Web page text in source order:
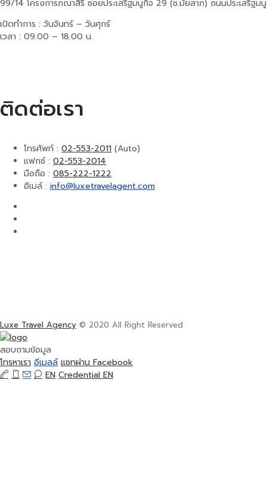
99/14 โครงการภณาสิริ ซอยประเสริฐมนูกิจ 29 (ซ.มัยลาภ) ถนนประเสริฐ
เปิดทำการ : วันจันทร์ – วันศุกร์
เวลา : 09.00 – 18.00 น.
ติดต่อเรา
โทรศัพท์ : 02-553-2011 (Auto)
แฟกซ์ : 02-553-2014
มือถือ : 085-222-1222
อีเมล์ : info@luxetravelagent.com
Luxe Travel Agency © 2020 All Right Reserved
สอบถามข้อมูล
โทรหาเรา อีเมลล์ แชทผ่าน Facebook
EN Credential EN